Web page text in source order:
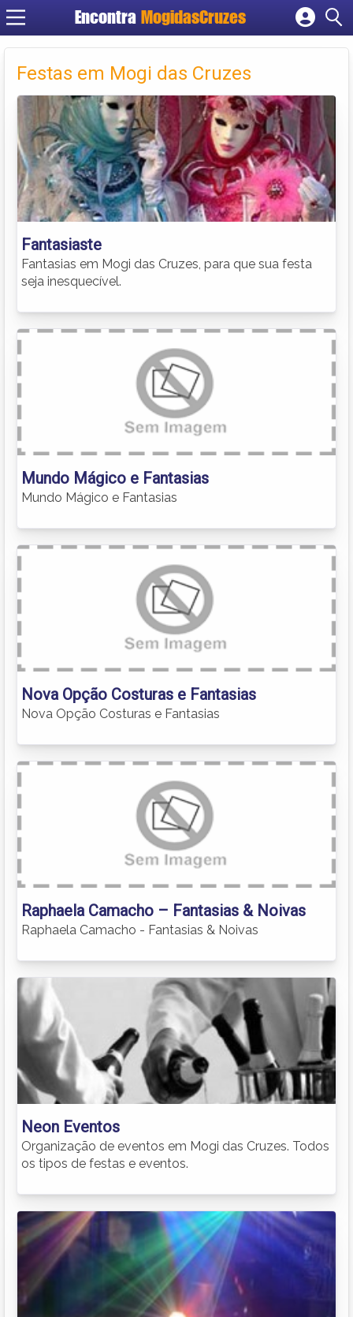
Encontra MogidasCruzes
Cadastrar empresa
Criar conta
Festas em Mogi das Cruzes
Fantasiaste
Fantasias em Mogi das Cruzes, para que sua festa
seja inesquecível.
Mundo Mágico e Fantasias
Mundo Mágico e Fantasias
Nova Opção Costuras e Fantasias
Nova Opção Costuras e Fantasias
Raphaela Camacho – Fantasias & Noivas
Raphaela Camacho - Fantasias & Noivas
Neon Eventos
Organização de eventos em Mogi das Cruzes. Todos
os tipos de festas e eventos.